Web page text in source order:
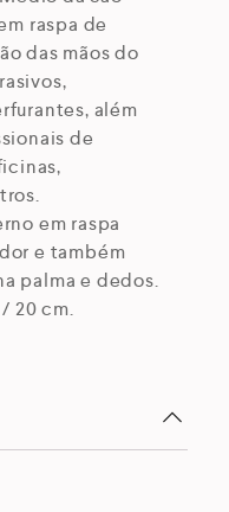
raspa de
das mãos do
além
de
em raspa
e também
palma e dedos.
20 cm.